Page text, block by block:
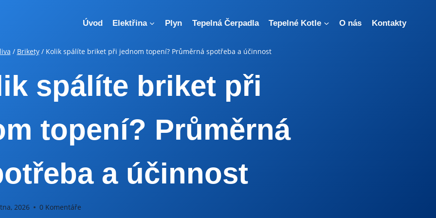
Úvod Elektřina Plyn Tepelná Čerpadla Tepelné Kotle O nás Kontakty
/ Brikety / Kolik spálíte briket při jednom topení? Průměrná spotřeba a účinnost
spálíte briket při
topení? Průměrná
a účinnost
2026 0 Komentáře